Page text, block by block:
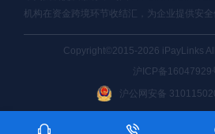
机构在资金跨境环节收结汇，为企业提供安全
Copyright©2015-2026 iPayLinks
沪ICP备16047929
沪公网安备